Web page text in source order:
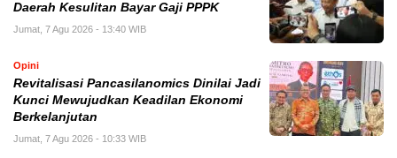
Daerah Kesulitan Bayar Gaji PPPK
Jumat, 7 Agu 2026 - 13:40 WIB
Opini
Revitalisasi Pancasilanomics Dinilai Jadi
Kunci Mewujudkan Keadilan Ekonomi
Berkelanjutan
Jumat, 7 Agu 2026 - 10:33 WIB